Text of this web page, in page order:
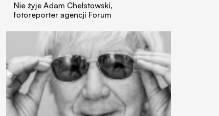
Nie żyje Adam Chełstowski,
fotoreporter agencji Forum